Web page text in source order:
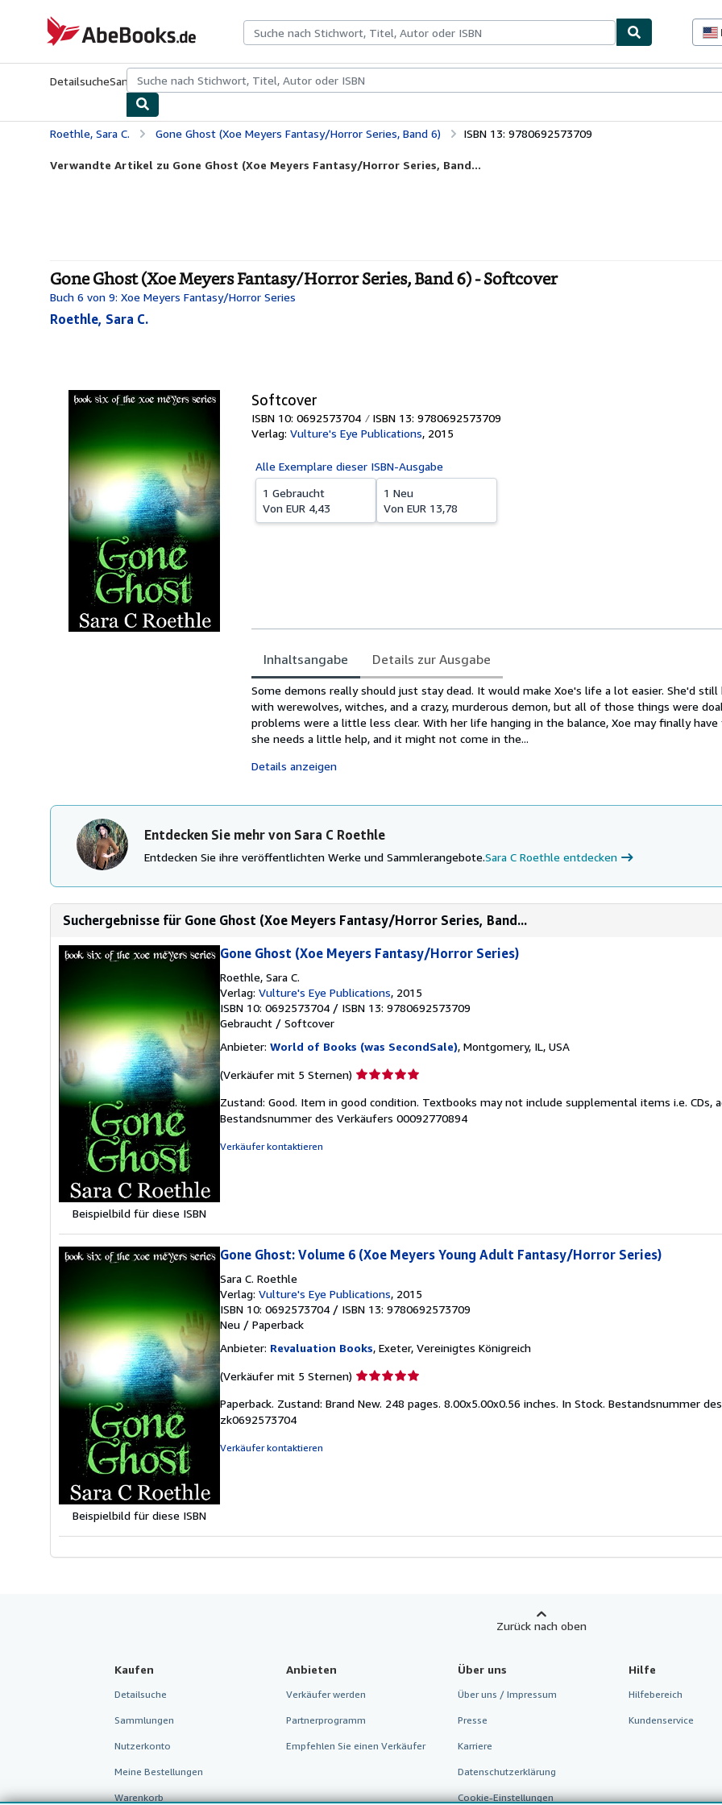
AbeBooks.de
DetailsucheSammlungenAntiquarische BücherKunst & Sammlerstücke
Roethle, Sara C. Gone Ghost (Xoe Meyers Fantasy/Horror Series, Band 6) ISBN 13: 9780692573709
Verwandte Artikel zu Gone Ghost (Xoe Meyers Fantasy/Horror Series, Band...
Gone Ghost (Xoe Meyers Fantasy/Horror Series, Band 6) - Softcover
Buch 6 von 9: Xoe Meyers Fantasy/Horror Series
Roethle, Sara C.
Softcover
ISBN 10: 0692573704 ISBN 13: 9780692573709
Verlag: Vulture's Eye Publications, 2015
Alle Exemplare dieser ISBN-Ausgabe
1 Gebraucht
Von EUR 4,43
1 Neu
Von EUR 13,78
Inhaltsangabe Details zur Ausgabe
Inhaltsangabe
Some demons really should just stay dead. It would make Xoe's life a lot easier. She'd still
with werewolves, witches, and a crazy, murderous demon, but all of those things were
problems were a little less clear. With her life hanging in the balance, Xoe may finally
she needs a little help, and it might not come in the...
Details anzeigen
Entdecken Sie mehr von Sara C Roethle
Entdecken Sie ihre veröffentlichten Werke und Sammlerangebote.Sara C Roethle entdecken
Suchergebnisse für Gone Ghost (Xoe Meyers Fantasy/Horror Series, Band...
Beispielbild für diese ISBN
Gone Ghost (Xoe Meyers Fantasy/Horror Series)
Roethle, Sara C.
Verlag: Vulture's Eye Publications, 2015
ISBN 10: 0692573704 / ISBN 13: 9780692573709
Gebraucht / Softcover
Anbieter: World of Books (was SecondSale), Montgomery, IL, USA
(Verkäufer mit 5 Sternen) Verkäuferbewertung
von
5
Zustand: Good. Item in good condition. Textbooks may not include supplemental items i.e. CDs,
Bestandsnummer des Verkäufers 00092770894
Verkäufer kontaktieren
Beispielbild für diese ISBN
Gone Ghost: Volume 6 (Xoe Meyers Young Adult Fantasy/Horror Series)
Sara C. Roethle
Verlag: Vulture's Eye Publications, 2015
ISBN 10: 0692573704 / ISBN 13: 9780692573709
Neu / Paperback
Anbieter: Revaluation Books, Exeter, Vereinigtes Königreich
(Verkäufer mit 5 Sternen) Verkäuferbewertung
von
Paperback. Zustand: Brand New. 248 pages. 8.00x5.00x0.56 inches. In Stock. Bestandsnummer
zk0692573704
Verkäufer kontaktieren
Zurück nach oben
Kaufen
Detailsuche
Sammlungen
Nutzerkonto
Meine Bestellungen
Warenkorb
Anbieten
Verkäufer werden
Partnerprogramm
Empfehlen Sie einen Verkäufer
Über uns
Über uns / Impressum
Presse
Karriere
Datenschutzerklärung
Cookie-Einstellungen
Hilfe
Hilfebereich
Kundenservice